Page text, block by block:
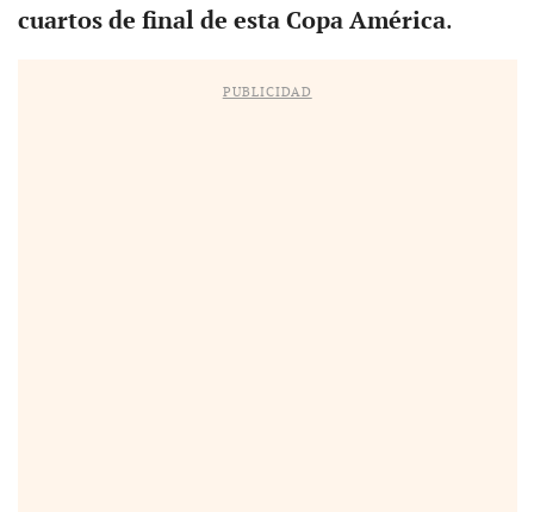
cuartos de final de esta Copa América.
PUBLICIDAD